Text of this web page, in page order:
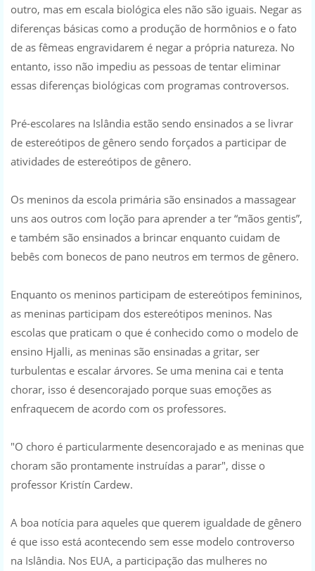
outro, mas em escala biológica eles não são iguais. Negar as
diferenças básicas como a produção de hormônios e o fato
de as fêmeas engravidarem é negar a própria natureza. No
entanto, isso não impediu as pessoas de tentar eliminar
essas diferenças biológicas com programas controversos.
Pré-escolares na Islândia estão sendo ensinados a se livrar
de estereótipos de gênero sendo forçados a participar de
atividades de estereótipos de gênero.
Os meninos da escola primária são ensinados a massagear
uns aos outros com loção para aprender a ter “mãos gentis”,
e também são ensinados a brincar enquanto cuidam de
bebês com bonecos de pano neutros em termos de gênero.
Enquanto os meninos participam de estereótipos femininos,
as meninas participam dos estereótipos meninos. Nas
escolas que praticam o que é conhecido como o modelo de
ensino Hjalli, as meninas são ensinadas a gritar, ser
turbulentas e escalar árvores. Se uma menina cai e tenta
chorar, isso é desencorajado porque suas emoções as
enfraquecem de acordo com os professores.
"O choro é particularmente desencorajado e as meninas que
choram são prontamente instruídas a parar", disse o
professor Kristín Cardew.
A boa notícia para aqueles que querem igualdade de gênero
é que isso está acontecendo sem esse modelo controverso
na Islândia. Nos EUA, a participação das mulheres no